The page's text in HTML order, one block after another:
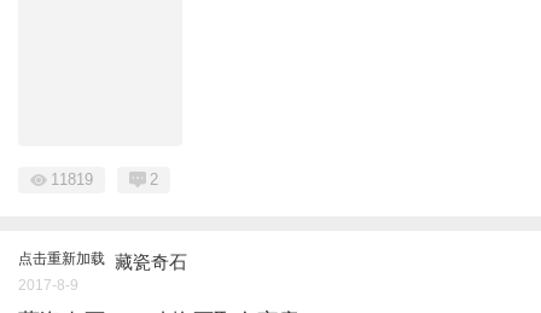
11819 2
点击重新加载 藏瓷奇石
2017-8-9